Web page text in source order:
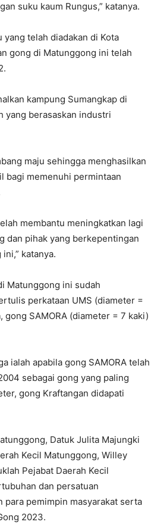
suku kaum Rungus,” katanya.
telah diadakan di Kota
gong di Matunggong ini telah
kampung Sumangkap di
yang berasaskan industri
maju sehingga menghasilkan
bagi memenuhi permintaan
membantu meningkatkan lagi
dan pihak yang berkepentingan
katanya.
Matunggong ini sudah
perkataan UMS (diameter =
SAMORA (diameter = 7 kaki)
ialah apabila gong SAMORA telah
sebagai gong yang paling
gong Kraftangan didapati
Datuk Julita Majungki
Kecil Matunggong, Willey
Pejabat Daerah Kecil
dan persatuan
para pemimpin masyarakat serta
2023.